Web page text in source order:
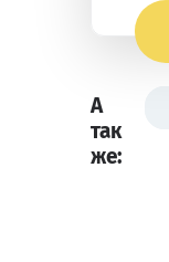
А
так
же: